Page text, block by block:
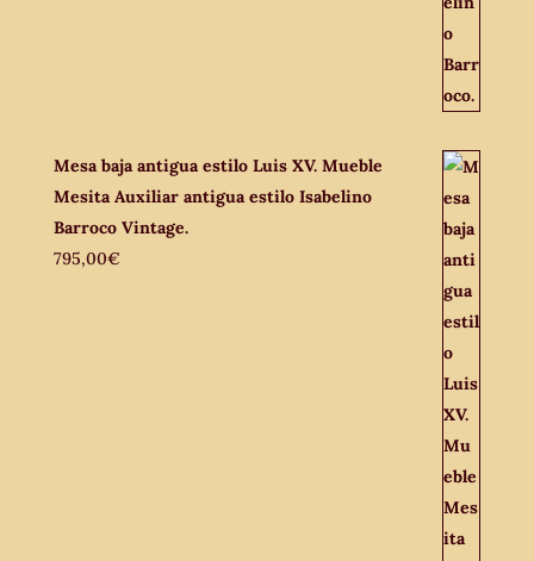
Mesa baja antigua estilo Luis XV. Mueble
Mesita Auxiliar antigua estilo Isabelino
Barroco Vintage.
795,00€